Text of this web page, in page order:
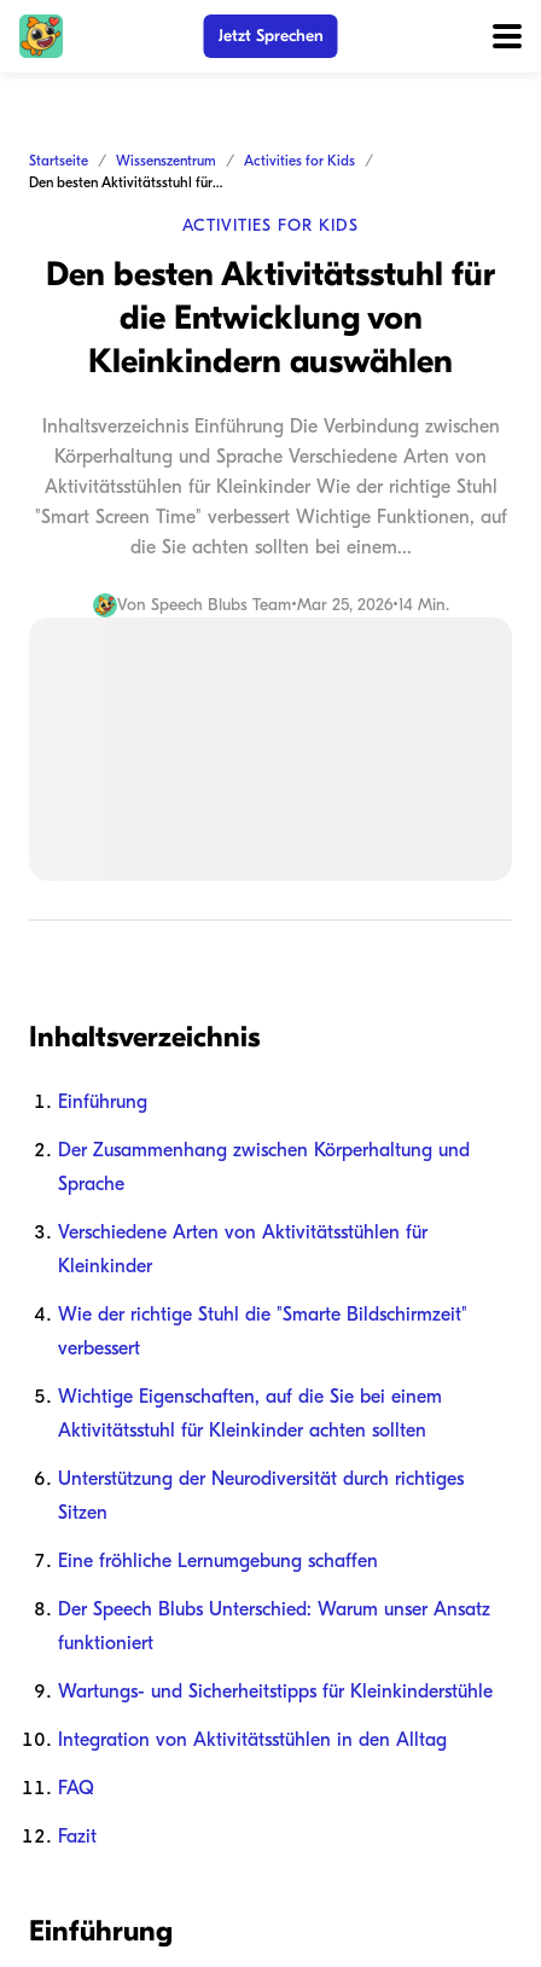
Jetzt Sprechen
Startseite Wissenszentrum
Activities for Kids
Den besten Aktivitätsstuhl für die Entwicklung von Kleinkindern auswählen
ACTIVITIES FOR KIDS
Den besten Aktivitätsstuhl für
die Entwicklung von
Kleinkindern auswählen
Inhaltsverzeichnis Einführung Die Verbindung zwischen
Körperhaltung und Sprache Verschiedene Arten von
Aktivitätsstühlen für Kleinkinder Wie der richtige Stuhl
"Smart Screen Time" verbessert Wichtige Funktionen, auf
die Sie achten sollten bei einem...
Von Speech Blubs Team•Mar 25, 2026•14 Min.
Inhaltsverzeichnis
Einführung
Der Zusammenhang zwischen Körperhaltung und
Sprache
Verschiedene Arten von Aktivitätsstühlen für
Kleinkinder
Wie der richtige Stuhl die "Smarte Bildschirmzeit"
verbessert
Wichtige Eigenschaften, auf die Sie bei einem
Aktivitätsstuhl für Kleinkinder achten sollten
Unterstützung der Neurodiversität durch richtiges
Sitzen
Eine fröhliche Lernumgebung schaffen
Der Speech Blubs Unterschied: Warum unser Ansatz
funktioniert
Wartungs- und Sicherheitstipps für Kleinkinderstühle
Integration von Aktivitätsstühlen in den Alltag
FAQ
Fazit
Einführung